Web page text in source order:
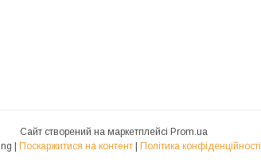
Сайт створений на маркетплейсі Prom.ua
Поскаржитися на контент Політика конфіденційності